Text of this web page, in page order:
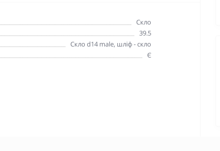
Скло
39.5
Скло d14 male, шліф - скло
Є